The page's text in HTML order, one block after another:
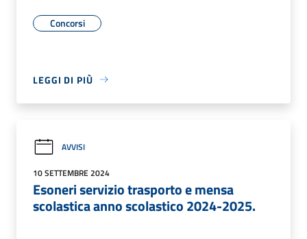
Concorsi
LEGGI DI PIÙ
AVVISI
10 SETTEMBRE 2024
Esoneri servizio trasporto e mensa
scolastica anno scolastico 2024-2025.